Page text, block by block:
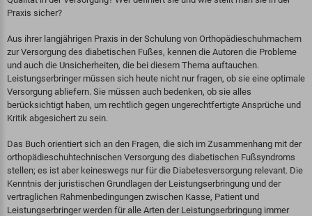
Praxis sicher?
Aus ihrer langjährigen Praxis in der Schulung von Orthopädieschuhmachern
zur Versorgung des diabetischen Fußes, kennen die Autoren die Probleme
und auch die Unsicherheiten, die bei diesem Thema auftauchen.
Leistungserbringer müssen sich heute nicht nur fragen, ob sie eine optimale
Versorgung abliefern. Sie müssen auch bedenken, ob sie alles
berücksichtigt haben, um rechtlich gegen ungerechtfertigte Ansprüche und
Kritik abgesichert zu sein.
Das Buch orientiert sich an den Fragen, die sich im Zusammenhang mit der
orthopädieschuhtechnischen Versorgung des diabetischen Fußsyndroms
stellen; es ist aber keineswegs nur für die Diabetesversorgung relevant. Die
Kenntnis der juristischen Grundlagen der Leistungserbringung und der
vertraglichen Rahmenbedingungen zwischen Kasse, Patient und
Leistungserbringer werden für alle Arten der Leistungserbringung immer